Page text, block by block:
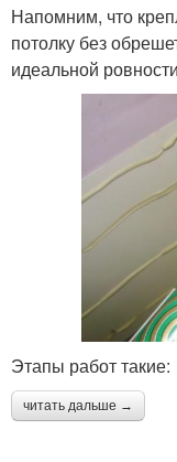
Напомним, что
потолку без
идеальной
Этапы работ такие:
читать дальше →